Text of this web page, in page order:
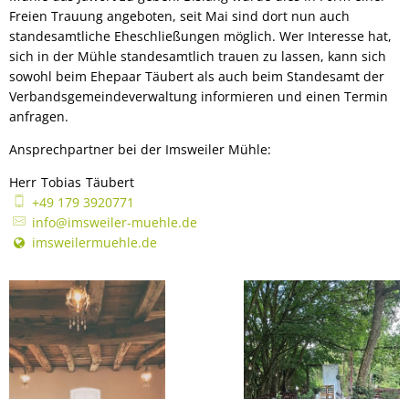
Freien Trauung angeboten, seit Mai sind dort nun auch
standesamtliche Eheschließungen möglich. Wer Interesse hat,
sich in der Mühle standesamtlich trauen zu lassen, kann sich
sowohl beim Ehepaar Täubert als auch beim Standesamt der
Verbandsgemeindeverwaltung informieren und einen Termin
anfragen.
Ansprechpartner bei der Imsweiler Mühle:
Herr Tobias Täubert
+49 179 3920771
info@imsweiler-muehle.de
imsweilermuehle.de